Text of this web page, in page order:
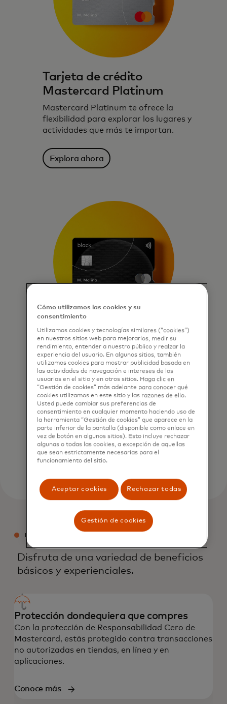
Tarjeta de crédito
Mastercard Platinum
Mastercard Platinum te ofrece la
flexibilidad para explorar los lugares y
actividades que más te importan.
Explora ahora
Tarjeta de crédito
Mastercard Black
Desde la planificación de viajes
familiares hasta experiencias
inolvidables y ofertas valiosas,
hacemos todo el trabajo por ti, sin
problemas, con un servicio
excepcional.
Explora ahora
BENEFICIOS DE LA TARJETA DE CRÉDITO
MASTERCARD
Disfruta de una variedad de beneficios
básicos y experienciales.
Protección dondequiera que compres
Con la protección de Responsabilidad Cero de
Mastercard, estás protegido contra transacciones
no autorizadas en tiendas, en línea y en
aplicaciones.
Conoce más
Cómo utilizamos las cookies y su
consentimiento
Utilizamos cookies y tecnologías similares (“cookies”)
en nuestros sitios web para mejorarlos, medir su
rendimiento, entender a nuestro público y realzar la
experiencia del usuario. En algunos sitios, también
utilizamos cookies para mostrar publicidad basada en
las actividades de navegación e intereses de los
usuarios en el sitio y en otros sitios. Haga clic en
“Gestión de cookies” más adelante para conocer qué
cookies utilizamos en este sitio y las razones de ello.
Usted puede cambiar sus preferencias de
consentimiento en cualquier momento haciendo uso de
la herramienta “Gestión de cookies” que aparece en la
parte inferior de la pantalla (disponible como enlace en
vez de botón en algunos sitios). Esto incluye rechazar
algunas o todas las cookies, a excepción de aquellas
que sean estrictamente necesarias para el
funcionamiento del sitio.
Aceptar cookies Rechazar todas
Gestión de cookies